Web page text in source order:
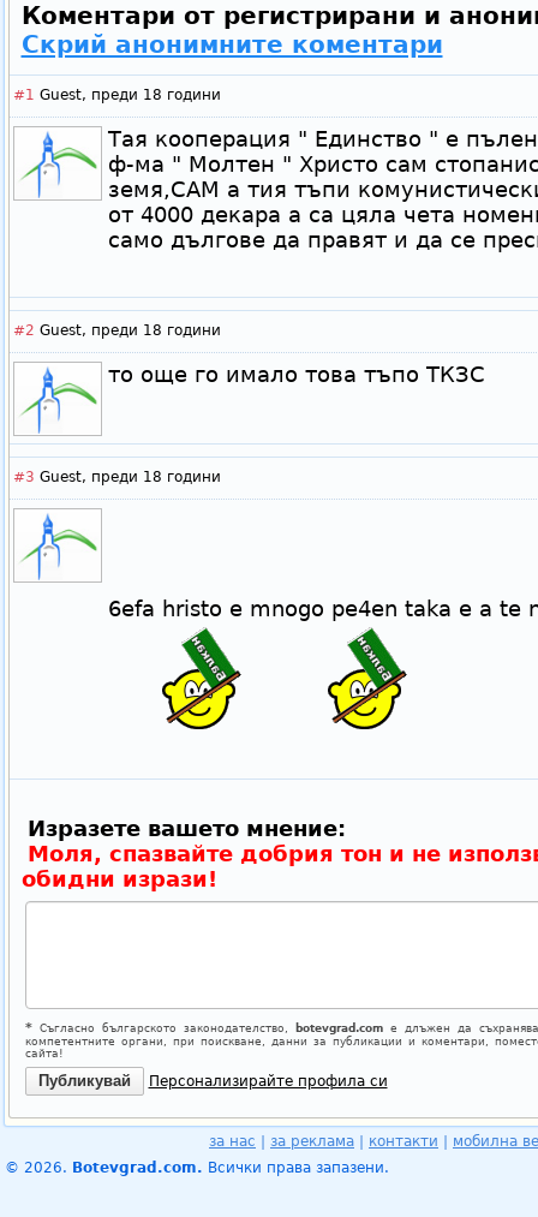
Коментари от регистрирани и
Скрий анонимните коментари
#1 Guest, преди 18 години
Тая кооперация " Единство " е
ф-ма " Молтен " Христо сам
земя,САМ а тия тъпи
от 4000 декара а са цяла чета
само дългове да правят и да се
#2 Guest, преди 18 години
то още го имало това тъпо ТКЗС
#3 Guest, преди 18 години
6efa hristo e mnogo pe4en taka e a te
Изразете вашето мнение:
Моля, спазвайте добрия тон и не
обидни изрази!
*Съгласно българското законодателство, botevgrad.comе длъжен да
компетентните органи, при поискване, данни за публикации и коментари,
сайта!
Персонализирайте профила си
за нас за реклама контакти
мобилна
© 2026. Botevgrad.com. Всички права запазени.